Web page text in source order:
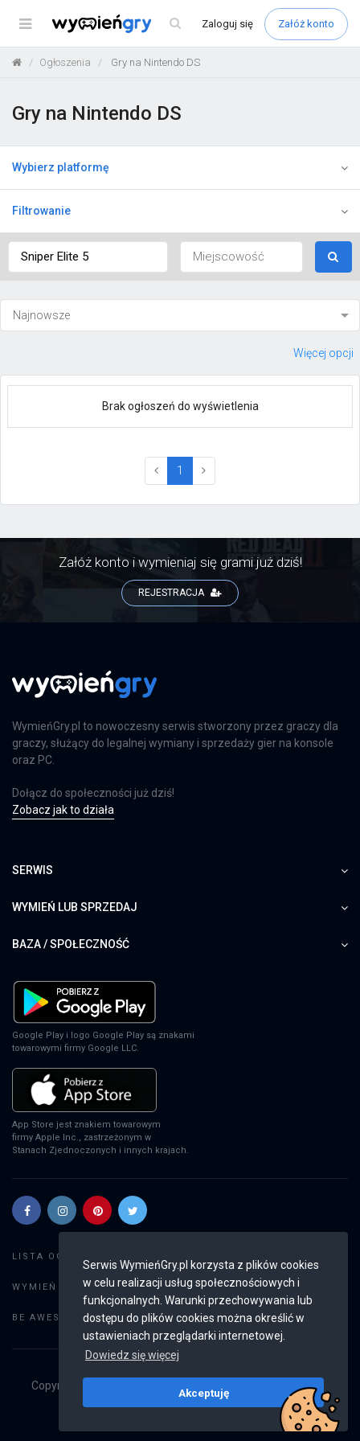
Serwis WymieńGry.pl korzysta z plików cookies
w celu realizacji usług społecznościowych i
funkcjonalnych. Warunki przechowywania lub
dostępu do plików cookies można określić w
ustawieniach przeglądarki internetowej.
Dowiedz się więcej
Akceptuję
Menu Zaloguj się Załóż konto
Ogłoszenia Gry na Nintendo DS
Gry na Nintendo DS
Wybierz platformę
Filtrowanie
Więcej opcji
Brak ogłoszeń do wyświetlenia
1 (current)
Załóż konto i wymieniaj się grami już dziś!
REJESTRACJA
WymieńGry.pl to nowoczesny serwis stworzony przez graczy dla
graczy, służący do legalnej wymiany i sprzedaży gier na konsole
oraz PC.
Dołącz do społeczności już dziś!
Zobacz jak to działa
SERWIS
WYMIEŃ LUB SPRZEDAJ
BAZA / SPOŁECZNOŚĆ
Google Play i logo Google Play są znakami
towarowymi firmy Google LLC.
App Store jest znakiem towarowym
firmy Apple Inc., zastrzeżonym w
Stanach Zjednoczonych i innych krajach.
LISTA OGŁOSZEŃ:
WYMIEŃ GRY: Dodaj ogłoszenie
BE AWESOME: Weryfikacja konta
Copyright © 2019 - 2026
Wszystkie prawa
v2.8.3